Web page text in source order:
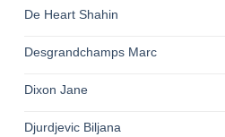
De Heart Shahin
Desgrandchamps Marc
Dixon Jane
Djurdjevic Biljana